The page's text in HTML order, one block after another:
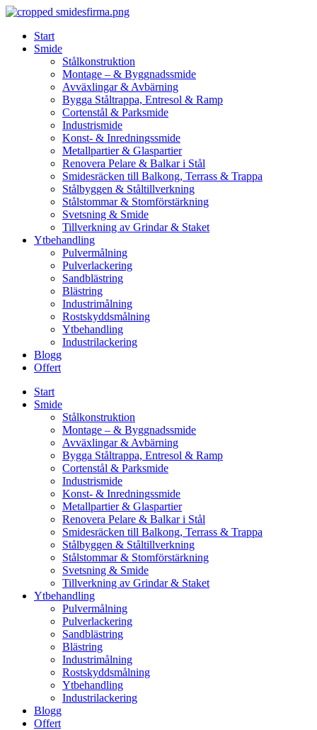
Skip
contentStart
Smide
Stålkonstruktion
Montage – & Byggnadssmide
Avväxlingar & Avbärning
Bygga Ståltrappa, Entresol & Ramp
Cortenstål & Parksmide
Industrismide
Konst- & Inredningssmide
Metallpartier & Glaspartier
Renovera Pelare & Balkar i Stål
Smidesräcken till Balkong, Terrass & Trappa
Stålbyggen & Ståltillverkning
Stålstommar & Stomförstärkning
Svetsning & Smide
Tillverkning av Grindar & Staket
Ytbehandling
Pulvermålning
Pulverlackering
Sandblästring
Blästring
Industrimålning
Rostskyddsmålning
Ytbehandling
Industrilackering
Blogg
Offert
Start
Smide
Stålkonstruktion
Montage – & Byggnadssmide
Avväxlingar & Avbärning
Bygga Ståltrappa, Entresol & Ramp
Cortenstål & Parksmide
Industrismide
Konst- & Inredningssmide
Metallpartier & Glaspartier
Renovera Pelare & Balkar i Stål
Smidesräcken till Balkong, Terrass & Trappa
Stålbyggen & Ståltillverkning
Stålstommar & Stomförstärkning
Svetsning & Smide
Tillverkning av Grindar & Staket
Ytbehandling
Pulvermålning
Pulverlackering
Sandblästring
Blästring
Industrimålning
Rostskyddsmålning
Ytbehandling
Industrilackering
Blogg
Offert